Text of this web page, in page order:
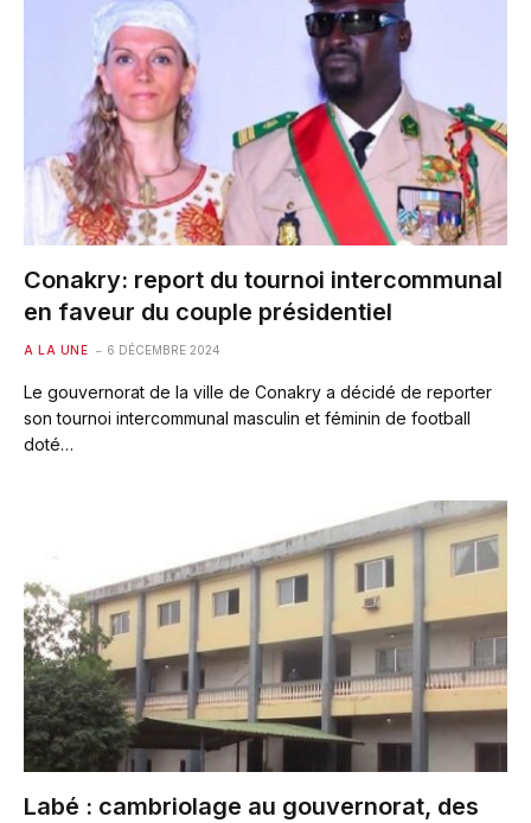
Conakry: report du tournoi intercommunal
en faveur du couple présidentiel
A LA UNE 6 DÉCEMBRE 2024
Le gouvernorat de la ville de Conakry a décidé de reporter
son tournoi intercommunal masculin et féminin de football
doté…
Labé : cambriolage au gouvernorat, des